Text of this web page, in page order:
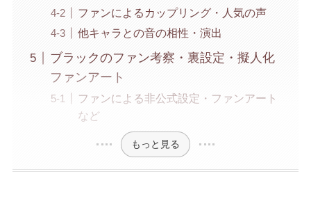
ファンによるカップリング・人気の声
他キャラとの音の相性・演出
ブラックのファン考察・裏設定・擬人化
ファンアート
ファンによる非公式設定・ファンアート
など
もっと見る